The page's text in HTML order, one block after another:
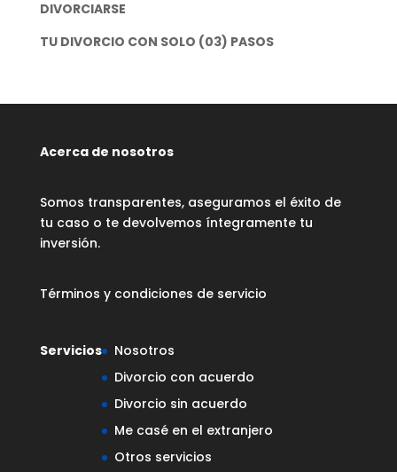
DIVORCIARSE
TU DIVORCIO CON SOLO (03) PASOS
Acerca de nosotros
Somos transparentes, aseguramos el éxito de
tu caso o te devolvemos íntegramente tu
inversión.
Términos y condiciones de servicio
Servicios
Nosotros
Divorcio con acuerdo
Divorcio sin acuerdo
Me casé en el extranjero
Otros servicios